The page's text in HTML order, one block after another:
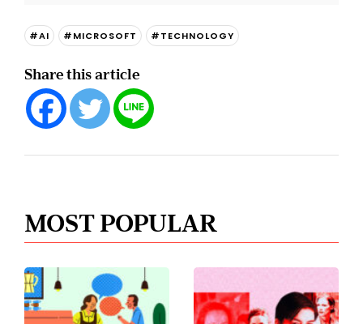
#AI #MICROSOFT #TECHNOLOGY
Share this article
MOST POPULAR